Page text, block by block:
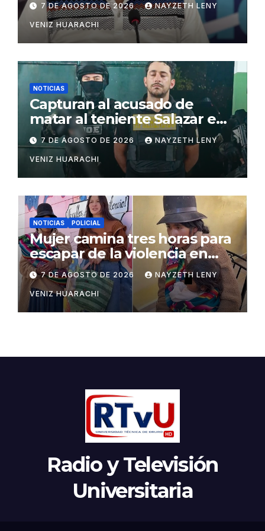
7 DE AGOSTO DE 2026 NAYZETH LENY
VENIZ HUARACHI
NOTICIAS
Capturan al acusado de
matar al teniente Salazar en
San Matías
7 DE AGOSTO DE 2026 NAYZETH LENY
VENIZ HUARACHI
NOTICIAS POLICIAL
Mujer camina tres horas para
escapar de la violencia en
Potosí
7 DE AGOSTO DE 2026 NAYZETH LENY
VENIZ HUARACHI
Radio y Televisión
Universitaria